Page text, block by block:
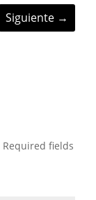
Siguiente →
Required fields